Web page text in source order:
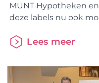
MUNT Hypotheken
deze labels nu ook
de knop ontvangt de
hypotheekgegevens
volgende
Lees meer